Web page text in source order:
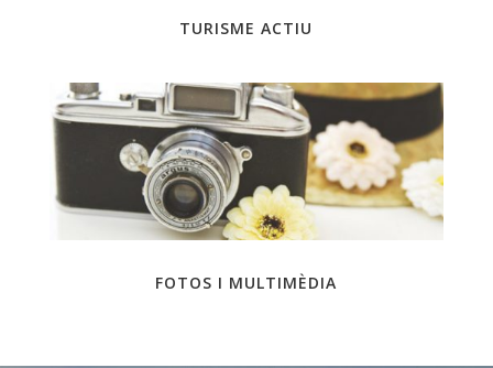
TURISME ACTIU
FOTOS I MULTIMÈDIA